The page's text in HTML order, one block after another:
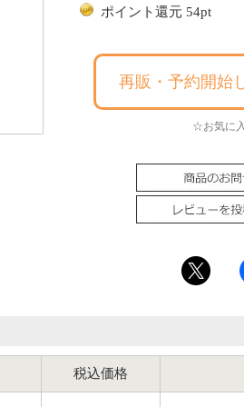
ポイント還元 54pt
再販・予約開始
☆お気に
税込価格